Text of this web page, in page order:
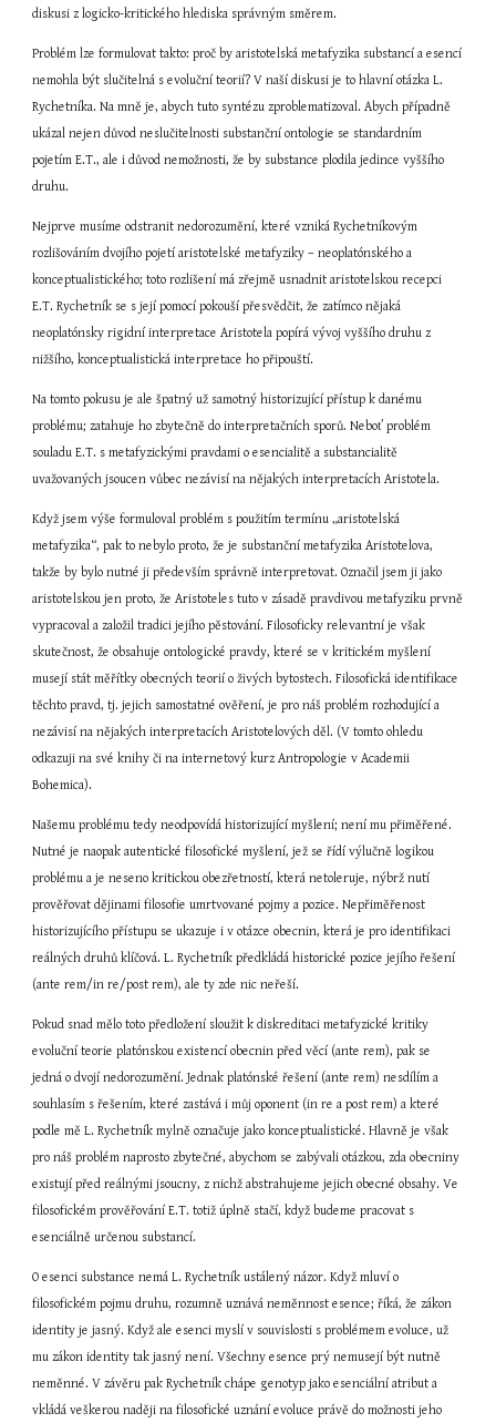
diskusi z logicko-kritického hlediska správným směrem.
Problém lze formulovat takto: proč by aristotelská metafyzika substancí a esencí
nemohla být slučitelná s evoluční teorií? V naší diskusi je to hlavní otázka L.
Rychetníka. Na mně je, abych tuto syntézu zproblematizoval. Abych případně
ukázal nejen důvod neslučitelnosti substanční ontologie se standardním
pojetím E.T., ale i důvod nemožnosti, že by substance plodila jedince vyššího
druhu.
Nejprve musíme odstranit nedorozumění, které vzniká Rychetníkovým
rozlišováním dvojího pojetí aristotelské metafyziky – neoplatónského a
konceptualistického; toto rozlišení má zřejmě usnadnit aristotelskou recepci
E.T. Rychetník se s její pomocí pokouší přesvědčit, že zatímco nějaká
neoplatónsky rigidní interpretace Aristotela popírá vývoj vyššího druhu z
nižšího, konceptualistická interpretace ho připouští.
Na tomto pokusu je ale špatný už samotný historizující přístup k danému
problému; zatahuje ho zbytečně do interpretačních sporů. Neboť problém
souladu E.T. s metafyzickými pravdami o esencialitě a substancialitě
uvažovaných jsoucen vůbec nezávisí na nějakých interpretacích Aristotela.
Když jsem výše formuloval problém s použitím termínu „aristotelská
metafyzika“, pak to nebylo proto, že je substanční metafyzika Aristotelova,
takže by bylo nutné ji především správně interpretovat. Označil jsem ji jako
aristotelskou jen proto, že Aristoteles tuto v zásadě pravdivou metafyziku prvně
vypracoval a založil tradici jejího pěstování. Filosoficky relevantní je však
skutečnost, že obsahuje ontologické pravdy, které se v kritickém myšlení
musejí stát měřítky obecných teorií o živých bytostech. Filosofická identifikace
těchto pravd, tj. jejich samostatné ověření, je pro náš problém rozhodující a
nezávisí na nějakých interpretacích Aristotelových děl. (V tomto ohledu
odkazuji na své knihy či na internetový kurz Antropologie v Academii
Bohemica).
Našemu problému tedy neodpovídá historizující myšlení; není mu přiměřené.
Nutné je naopak autentické filosofické myšlení, jež se řídí výlučně logikou
problému a je neseno kritickou obezřetností, která netoleruje, nýbrž nutí
prověřovat dějinami filosofie umrtvované pojmy a pozice. Nepřiměřenost
historizujícího přístupu se ukazuje i v otázce obecnin, která je pro identifikaci
reálných druhů klíčová. L. Rychetník předkládá historické pozice jejího řešení
(ante rem/in re/post rem), ale ty zde nic neřeší.
Pokud snad mělo toto předložení sloužit k diskreditaci metafyzické kritiky
evoluční teorie platónskou existencí obecnin před věcí (ante rem), pak se
jedná o dvojí nedorozumění. Jednak platónské řešení (ante rem) nesdílím a
souhlasím s řešením, které zastává i můj oponent (in re a post rem) a které
podle mě L. Rychetník mylně označuje jako konceptualistické. Hlavně je však
pro náš problém naprosto zbytečné, abychom se zabývali otázkou, zda obecniny
existují před reálnými jsoucny, z nichž abstrahujeme jejich obecné obsahy. Ve
filosofickém prověřování E.T. totiž úplně stačí, když budeme pracovat s
esenciálně určenou substancí.
O esenci substance nemá L. Rychetník ustálený názor. Když mluví o
filosofickém pojmu druhu, rozumně uznává neměnnost esence; říká, že zákon
identity je jasný. Když ale esenci myslí v souvislosti s problémem evoluce, už
mu zákon identity tak jasný není. Všechny esence prý nemusejí být nutně
neměnné. V závěru pak Rychetník chápe genotyp jako esenciální atribut a
vkládá veškerou naději na filosofické uznání evoluce právě do možnosti jeho